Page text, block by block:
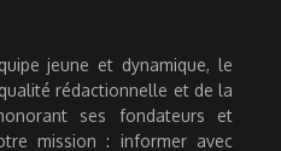
jeune et dynamique, le
rédactionnelle et de la
ses fondateurs et
mission : informer avec